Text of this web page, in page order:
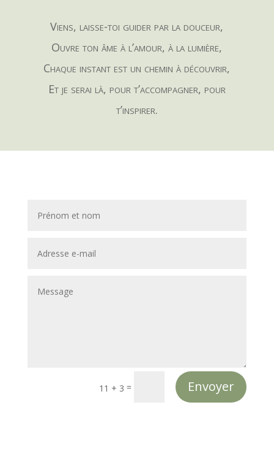
Viens, laisse-toi guider par la douceur,
Ouvre ton âme à l’amour, à la lumière,
Chaque instant est un chemin à découvrir,
Et je serai là, pour t’accompagner, pour
t’inspirer.
11 + 3 = Envoyer